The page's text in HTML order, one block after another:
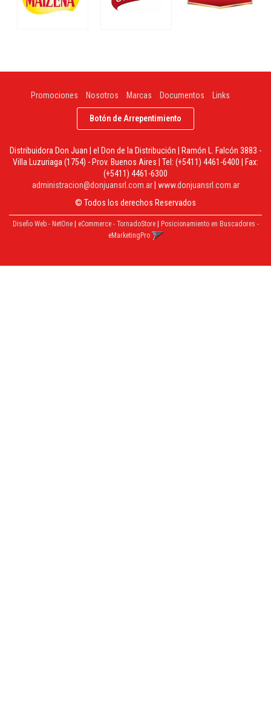
Promociones Nosotros Marcas Documentos Links
Botón de Arrepentimiento
Distribuidora Don Juan | el Don de la Distribución | Ramón L. Falcón 3883 -
Villa Luzuriaga (1754) - Prov. Buenos Aires | Tel: (+5411) 4461-6400 | Fax:
(+5411) 4461-6300
administracion@donjuansrl.com.ar| www.donjuansrl.com.ar
© Todos los derechos Reservados
Diseño Web - NetOne| eCommerce - TornadoStore|
Posicionamiento en Buscadores -
eMarketingPro